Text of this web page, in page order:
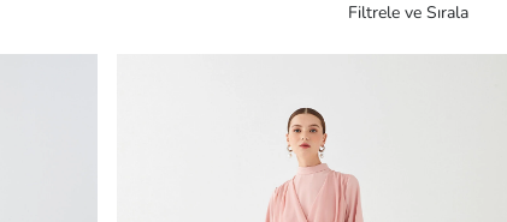
Filtrele ve Sırala